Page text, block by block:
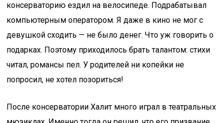
консерваторию ездил на велосипеде. Подрабатывал
компьютерным оператором. Я даже в кино не мог с
девушкой сходить — не было денег. Что уж говорить о
подарках. Поэтому приходилось брать талантом: стихи
читал, романсы пел. У родителей ни копейки не
попросил, не хотел позориться!
После консерватории Халит много играл в театральных